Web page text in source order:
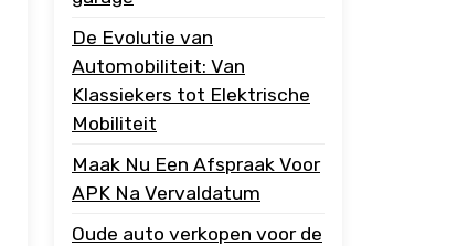
De Evolutie van
Automobiliteit: Van
Klassiekers tot Elektrische
Mobiliteit
Maak Nu Een Afspraak Voor
APK Na Vervaldatum
Oude auto verkopen voor de